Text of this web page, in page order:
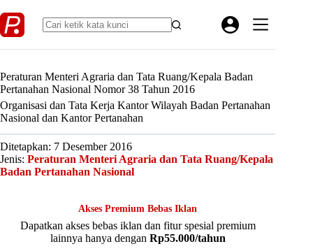
to
content
Peraturan Menteri Agraria dan Tata Ruang/Kepala Badan
Pertanahan Nasional Nomor 38 Tahun 2016
Organisasi dan Tata Kerja Kantor Wilayah Badan Pertanahan
Nasional dan Kantor Pertanahan
Ditetapkan: 7 Desember 2016
Jenis: Peraturan Menteri Agraria dan Tata Ruang/Kepala
Badan Pertanahan Nasional
Akses Premium Bebas Iklan
Dapatkan akses bebas iklan dan fitur spesial premium
lainnya hanya dengan Rp55.000/tahun